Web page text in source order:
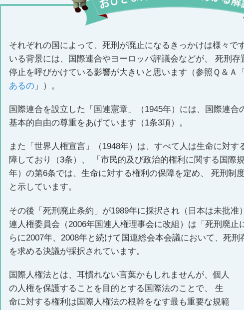
シ
それぞれの国によって、死刑が廃止になるきっかけは様々で
いる背景には、国際連合やヨーロッパ評議会などが、 死刑
停止を呼びかけている影響が大きいと思います（参照Ｑ＆Ａ「
あるの 」）。
国際連合を設立した「国連憲章」（1945年）には、国際連合
基本的自由の尊重をあげています（1条3項）。
また「世界人権宣言」（1948年）は、すべて人は生命に対す
障しており（3条）、 「市民的及び政治的権利に関する国際
年）の第6条では、生命に対する権利の保障を定め、 死刑制
と示しています。
その後「死刑廃止条約」が1989年に採択され（日本は未批准
連人権委員会（2006年国連人権理事会に改組）は「死刑廃止
らに2007年、2008年と続けて国連総会本会議において、死
を求める決議が採択されています。
国際人権法とは、耳慣れない言葉かもしれませんが、個人
の人権を保護することを目的とする国際法のことで、 生
命に対する権利は国際人権法の根幹をなす最も重要な規範